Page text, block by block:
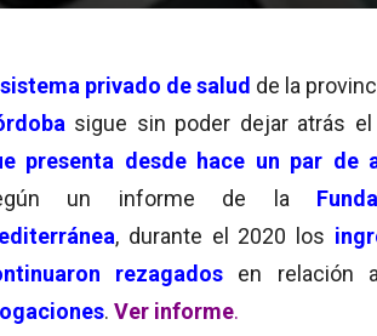
sistema privado de salud de la
sigue sin poder dejar atrás el
presenta desde hace un par de
un informe de la
, durante el 2020 los
rezagados
en relación
. Ver informe.